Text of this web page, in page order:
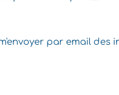
par email